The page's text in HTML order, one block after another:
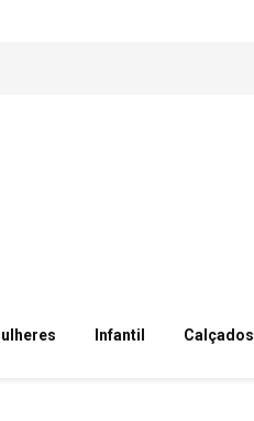
Infantil Calçados